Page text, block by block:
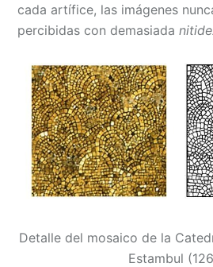
cada artífice, las imágenes
percibidas con demasiada
Detalle del mosaico de la
Estambul